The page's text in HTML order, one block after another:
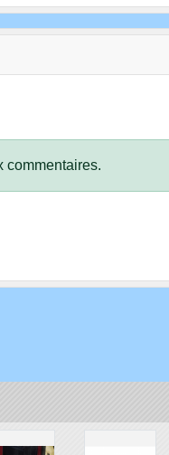
commentaires.